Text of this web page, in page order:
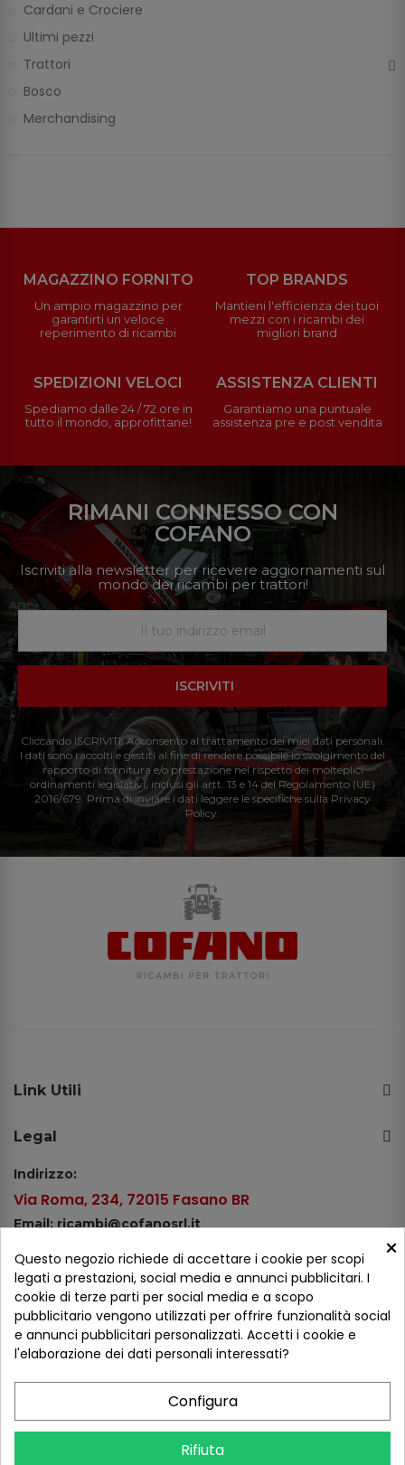
Cardani e Crociere
Ultimi pezzi
Trattori
Bosco
Merchandising
MAGAZZINO FORNITO
Un ampio magazzino per
garantirti un veloce
reperimento di ricambi
TOP BRANDS
Mantieni l'efficienza dei tuoi
mezzi con i ricambi dei
migliori brand
SPEDIZIONI VELOCI
Spediamo dalle 24 / 72 ore in
tutto il mondo, approfittane!
ASSISTENZA CLIENTI
Garantiamo una puntuale
assistenza pre e post vendita
RIMANI CONNESSO CON
COFANO
Iscriviti alla newsletter per ricevere aggiornamenti sul
mondo dei ricambi per trattori!
ISCRIVITI
Cliccando ISCRIVITI: Acconsento al trattamento dei miei dati personali.
I dati sono raccolti e gestiti al fine di rendere possibile lo svolgimento del
rapporto di fornitura e/o prestazione nel rispetto dei molteplici
ordinamenti legislativi, inclusi gli artt. 13 e 14 del Regolamento (UE)
2016/679. Prima di inviare i dati leggere le specifiche sulla Privacy
Policy.
Link Utili
Legal
Indirizzo:
Via Roma, 234, 72015 Fasano BR
Email: ricambi@cofanosrl.it
Tel.: +39 080 44 13 478
WhatsApp: +39 334 98 51 100
Metodi di pagamento
×
Questo negozio richiede di accettare i cookie per scopi
legati a prestazioni, social media e annunci pubblicitari. I
cookie di terze parti per social media e a scopo
pubblicitario vengono utilizzati per offrire funzionalità social
e annunci pubblicitari personalizzati. Accetti i cookie e
l'elaborazione dei dati personali interessati?
Configura
Rifiuta